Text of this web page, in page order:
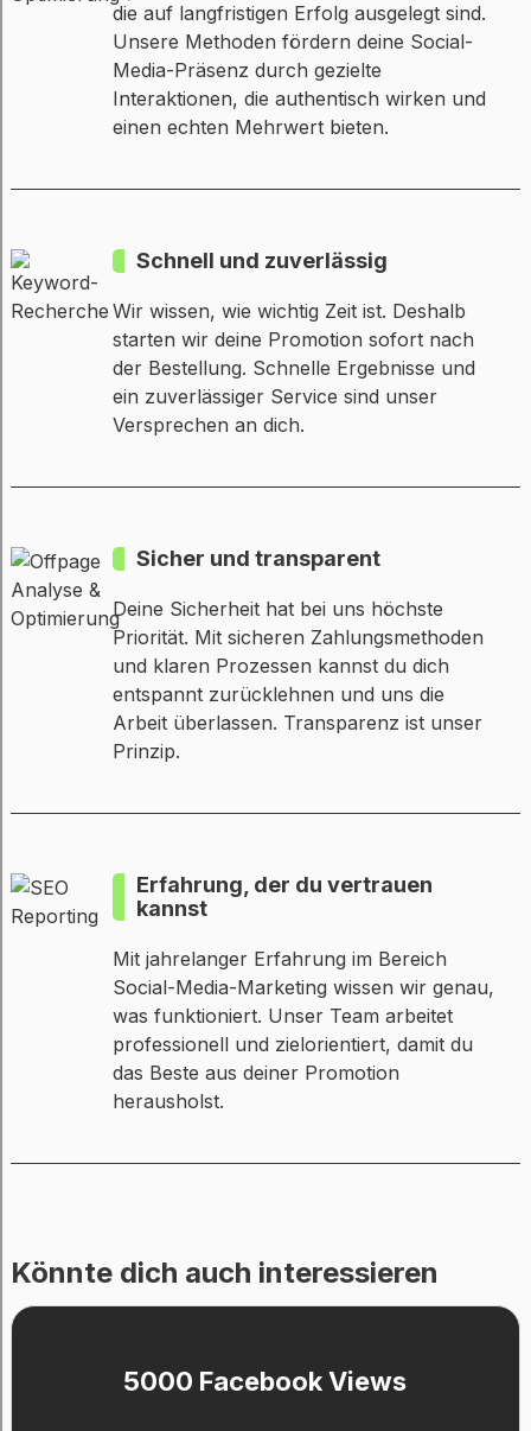
die auf langfristigen Erfolg ausgelegt sind.
Unsere Methoden fördern deine Social-
Media-Präsenz durch gezielte
Interaktionen, die authentisch wirken und
einen echten Mehrwert bieten.
Schnell und zuverlässig
Wir wissen, wie wichtig Zeit ist. Deshalb
starten wir deine Promotion sofort nach
der Bestellung. Schnelle Ergebnisse und
ein zuverlässiger Service sind unser
Versprechen an dich.
Sicher und transparent
Deine Sicherheit hat bei uns höchste
Priorität. Mit sicheren Zahlungsmethoden
und klaren Prozessen kannst du dich
entspannt zurücklehnen und uns die
Arbeit überlassen. Transparenz ist unser
Prinzip.
Erfahrung, der du vertrauen
kannst
Mit jahrelanger Erfahrung im Bereich
Social-Media-Marketing wissen wir genau,
was funktioniert. Unser Team arbeitet
professionell und zielorientiert, damit du
das Beste aus deiner Promotion
herausholst.
Könnte dich auch interessieren
5000 Facebook Views